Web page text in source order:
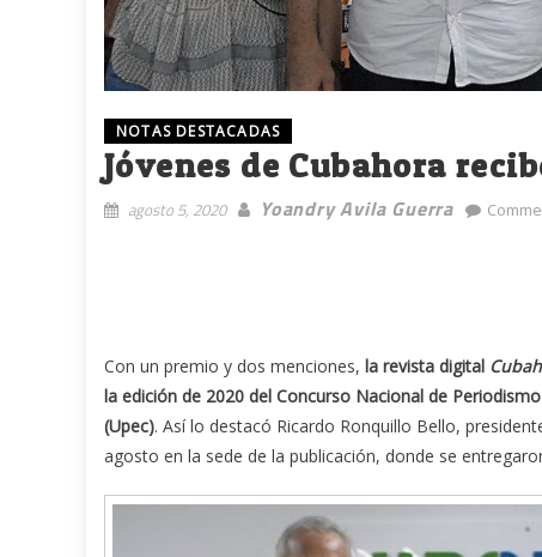
NOTAS DESTACADAS
Jóvenes de Cubahora
agosto 5, 2020 Yoandry Avila Guerra
Con un premio y dos menciones, la revista digital
la edición de 2020 del Concurso Nacional de
(Upec). Así lo destacó Ricardo Ronquillo Bello,
agosto en la sede de la publicación, donde se